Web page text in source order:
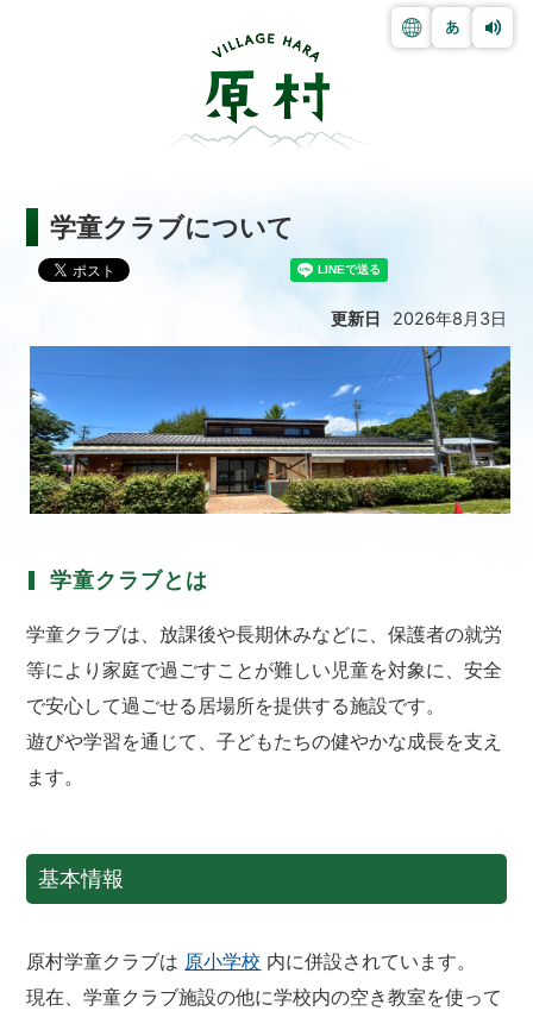
学童クラブについて
更新日 2026年8月3日
学童クラブとは
学童クラブは、放課後や長期休みなどに、保護者の就労
等により家庭で過ごすことが難しい児童を対象に、安全
で安心して過ごせる居場所を提供する施設です。
遊びや学習を通じて、子どもたちの健やかな成長を支え
ます。
基本情報
原村学童クラブは 原小学校 内に併設されています。
現在、学童クラブ施設の他に学校内の空き教室を使って